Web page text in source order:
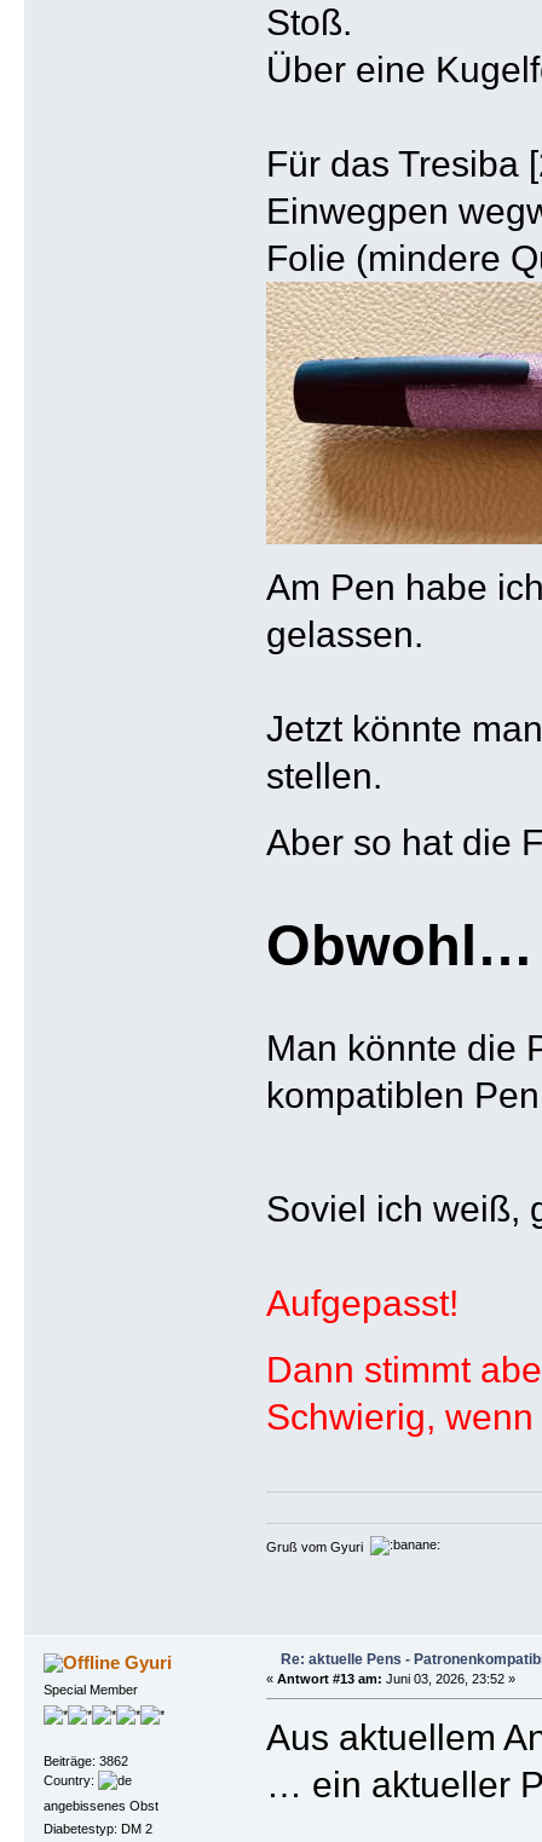
Stoß.
Über eine
Für das Tresiba
Einwegpen
Folie (mindere
Am Pen habe
gelassen.
Jetzt könnte
stellen.
Aber so hat die
Obwohl…
Man könnte die
kompatiblen
Soviel ich weiß,
Aufgepasst!
Dann stimmt
Schwierig,
Gruß vom Gyuri
Gyuri
Special Member
Beiträge: 3862
Country:
angebissenes Obst
Diabetestyp: DM 2
Re: aktuelle Pens -
« Antwort #13 am: Juni 03, 2026, 23:52 »
Aus aktuellem
… ein aktueller